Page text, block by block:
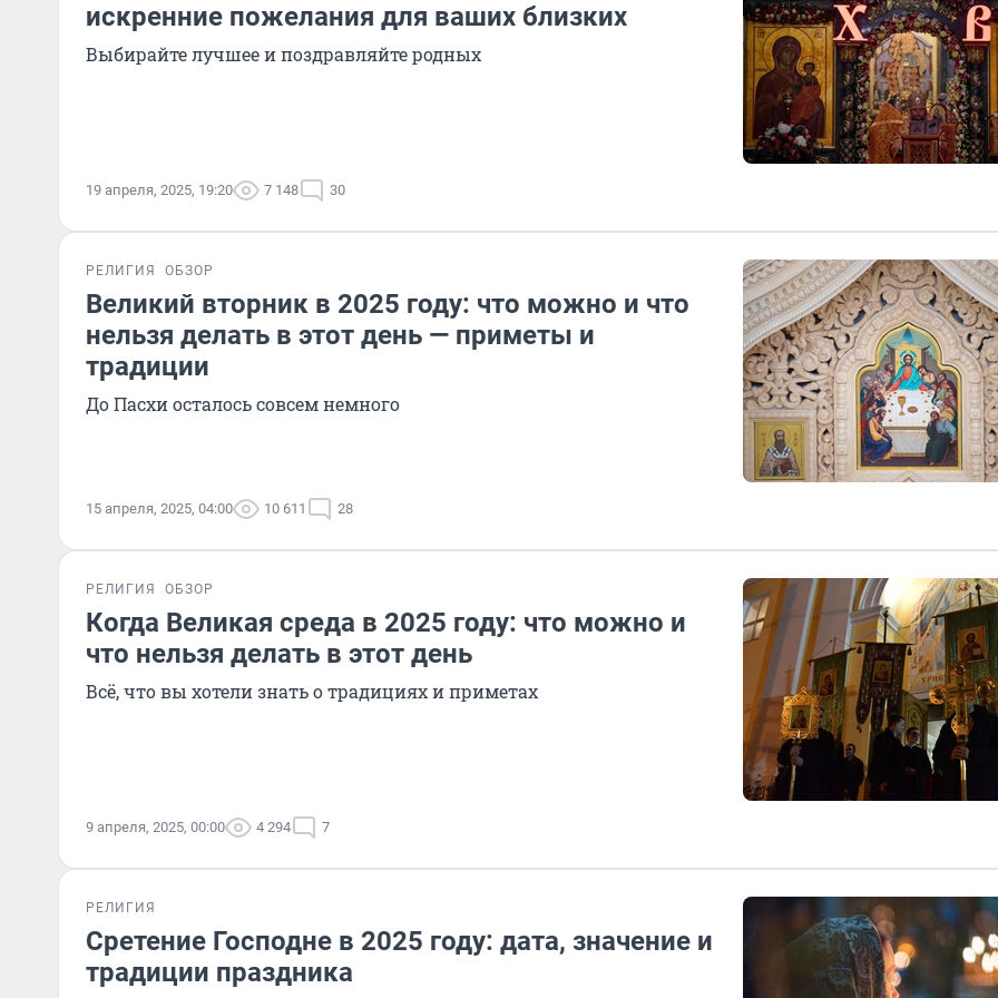
искренние пожелания для ваших близких
Выбирайте лучшее и поздравляйте родных
19 апреля, 2025, 19:20 7 148 30
РЕЛИГИЯ ОБЗОР
Великий вторник в 2025 году: что можно и что
нельзя делать в этот день — приметы и
традиции
До Пасхи осталось совсем немного
15 апреля, 2025, 04:00 10 611 28
РЕЛИГИЯ ОБЗОР
Когда Великая среда в 2025 году: что можно и
что нельзя делать в этот день
Всё, что вы хотели знать о традициях и приметах
9 апреля, 2025, 00:00 4 294 7
РЕЛИГИЯ
Сретение Господне в 2025 году: дата, значение и
традиции праздника